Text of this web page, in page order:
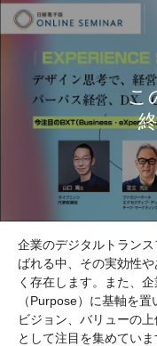
企業のデジタルトラン
ばれる中、その実効性
く存在します。また、
（Purpose）に基軸を
ビジョン、バリューの
として注目を集めてい